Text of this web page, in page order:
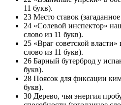
11 букв).
23 Место ставок
24 «Солевой инспектор»
слово из 11 букв).
25 «Враг советской власти»
слово из 11 букв).
26 Барный бутерброд у
букв).
28 Поясок для фиксации
букв).
30 Дерево, чья энергия